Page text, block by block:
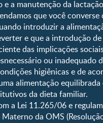
a manutenção da
que você
introduzir a
e que a introdução
das implicações
ou inadequado
higiênicas e de
alimentação
da dieta familiar.
a Lei 11.265/06 e
da OMS